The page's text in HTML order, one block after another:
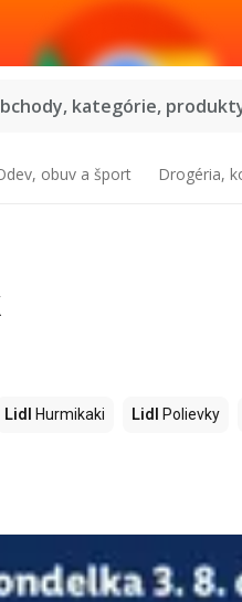
kategórie,
obuv a šport Drogéria,
Lidl Hurmikaki Lidl Polievky